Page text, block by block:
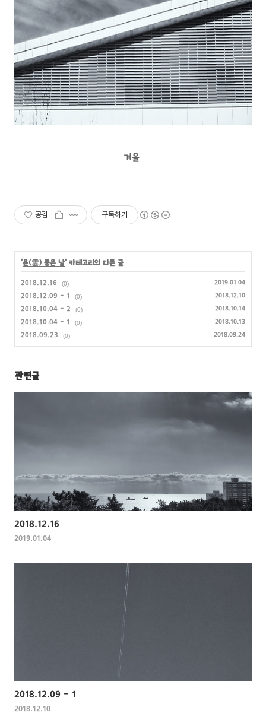
겨울
공감 구독하기
'운(雲) 좋은 날' 카테고리의 다른 글
2018.12.16 (0) 2019.01.04
2018.12.09 - 1 (0) 2018.12.10
2018.10.04 - 2 (0) 2018.10.14
2018.10.04 - 1 (0) 2018.10.13
2018.09.23 (0) 2018.09.24
관련글
2018.12.16
2019.01.04
2018.12.09 - 1
2018.12.10